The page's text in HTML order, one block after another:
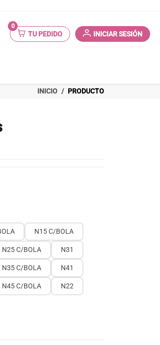
0
TU PEDIDO INICIAR SESIÓN
INICIO PRODUCTO
N15 C/BOLA
N25 C/BOLA N31
N35 C/BOLA N41
N45 C/BOLA N22